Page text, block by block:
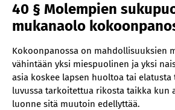
40 § Molempien
mukanaolo
Kokoonpanossa on mahdollisuuksien
vähintään yksi miespuolinen ja yksi
asia koskee lapsen huoltoa tai
luvussa tarkoitettua rikosta taikka kun
luonne sitä muutoin edellyttää.